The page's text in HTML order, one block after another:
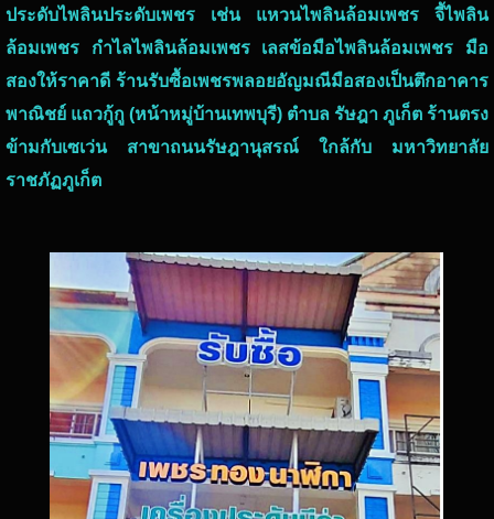
ประดับไพลินประดับเพชร เช่น แหวนไพลินล้อมเพชร จี้ไพลิน
ล้อมเพชร กำไลไพลินล้อมเพชร เลสข้อมือไพลินล้อมเพชร มือ
สองให้ราคาดี ร้านรับซื้อเพชรพลอยอัญมณีมือสองเป็นตึกอาคาร
พาณิชย์ แถวกู้กู (หน้าหมู่บ้านเทพบุรี) ตำบล รัษฎา ภูเก็ต ร้านตรง
ข้ามกับเซเว่น สาขาถนนรัษฎานุสรณ์ ใกล้กับ มหาวิทยาลัย
ราชภัฏภูเก็ต